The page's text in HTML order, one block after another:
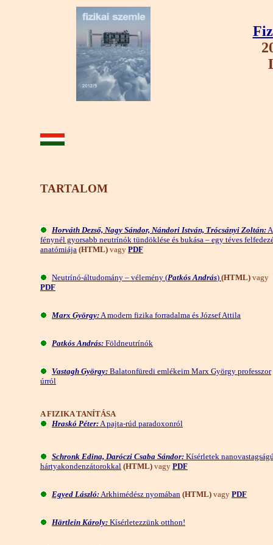
TARTALOM
Horváth Dezső, Nagy Sándor, Nándori István, Trócsányi Zoltán:A
fénynél gyorsabb neutrínók tündöklése és bukása – egy téves
anatómiája (HTML) vagy PDF
Neutrínó-áltudomány – vélemény (Patkós András) (HTML) vagy
PDF
Marx György:A modern fizika forradalma és József Attila
Patkós András: Földneutrínók
Vastagh György: Balatonfüredi emlékeim Marx György professzor
úrról
A FIZIKA TANÍTÁSA
Hraskó Péter:A pajta-rúd paradoxonról
Schronk Edina, Daróczi Csaba Sándor: Kísérletek
hártyakondenzátorokkal (HTML) vagy PDF
Egyed László:Arkhimédész nyomában (HTML) vagy PDF
Härtlein Károly: Kísérletezzünk otthon!